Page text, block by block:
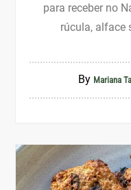
para receber no
rúcula, alface
By Mariana